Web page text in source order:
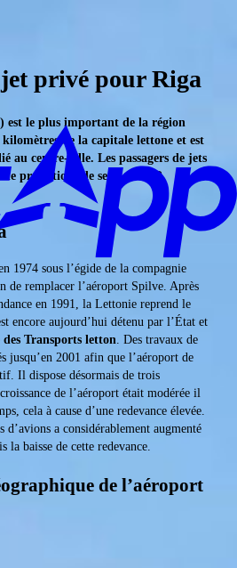
privé pour Riga
est le plus important de la région
de la capitale lettone et est
au centre-ville. Les passagers de jets
prestations de services VIP
1974 sous l’égide de la compagnie
de remplacer l’aéroport Spilve. Après
en 1991, la Lettonie reprend le
encore aujourd’hui détenu par l’État et
Transports letton. Des travaux de
jusqu’en 2001 afin que l’aéroport de
Il dispose désormais de trois
de l’aéroport était modérée il
cela à cause d’une redevance élevée.
d’avions a considérablement augmenté
la baisse de cette redevance.
de l’aéroport